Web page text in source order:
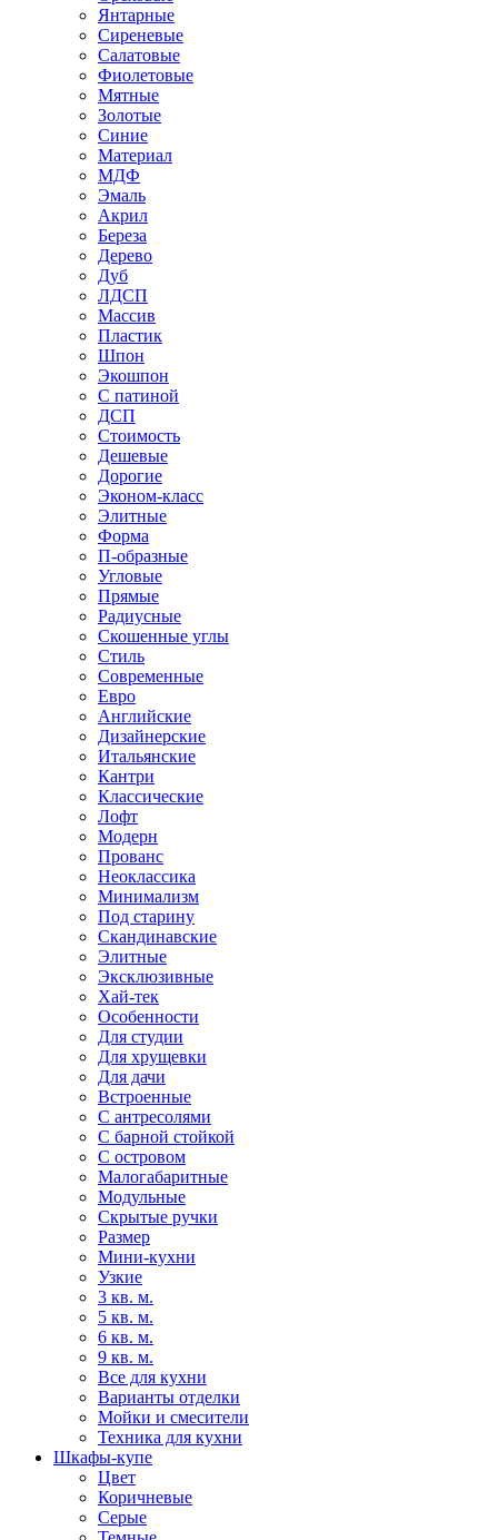
Янтарные
Сиреневые
Салатовые
Фиолетовые
Мятные
Золотые
Синие
Материал
МДФ
Эмаль
Акрил
Береза
Дерево
Дуб
ЛДСП
Массив
Пластик
Шпон
Экошпон
С патиной
ДСП
Стоимость
Дешевые
Дорогие
Эконом-класс
Элитные
Форма
П-образные
Угловые
Прямые
Радиусные
Скошенные углы
Стиль
Современные
Евро
Английские
Дизайнерские
Итальянские
Кантри
Классические
Лофт
Модерн
Прованс
Неоклассика
Минимализм
Под старину
Скандинавские
Элитные
Эксклюзивные
Хай-тек
Особенности
Для студии
Для хрущевки
Для дачи
Встроенные
С антресолями
С барной стойкой
С островом
Малогабаритные
Модульные
Скрытые ручки
Размер
Мини-кухни
Узкие
3 кв. м.
5 кв. м.
6 кв. м.
9 кв. м.
Все для кухни
Варианты отделки
Мойки и смесители
Техника для кухни
Шкафы-купе
Цвет
Коричневые
Серые